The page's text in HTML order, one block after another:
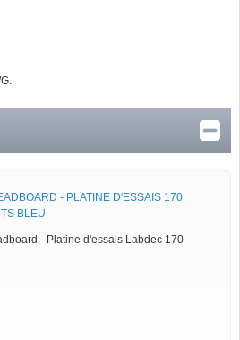
- PLATINE D'ESSAIS 170
BLEU
- Platine d'essais Labdec 170